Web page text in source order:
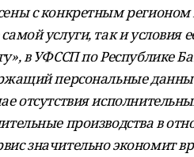
с конкретным
услуги, так и условия
в УФССП по Республике
персональные
отсутствия
производства в
значительно экономит